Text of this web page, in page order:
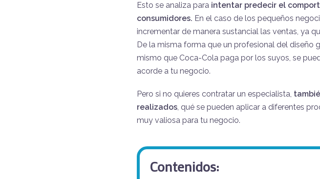
Esto se analiza paraintentar predecir el
consumidores. En el caso de los pequeños
incrementar de manera sustancial las ventas, ya
De la misma forma que un profesional del diseño
mismo que Coca-Cola paga por los suyos, se
acorde a tu negocio.
Pero si no quieres contratar un especialista,
realizados, qué se pueden aplicar a diferentes
muy valiosa para tu negocio.
Contenidos: